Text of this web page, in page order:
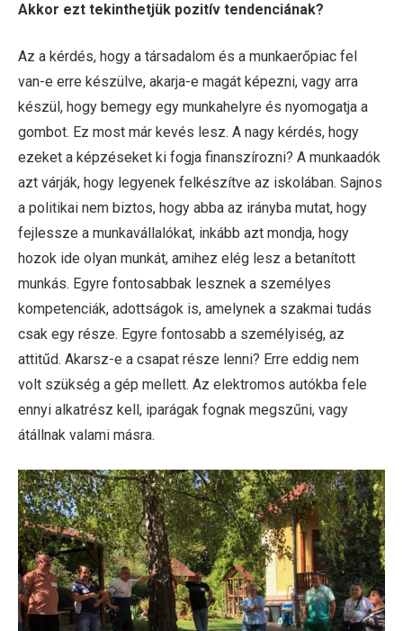
Akkor ezt tekinthetjük pozitív tendenciának?
Az a kérdés, hogy a társadalom és a munkaerőpiac fel
van-e erre készülve, akarja-e magát képezni, vagy arra
készül, hogy bemegy egy munkahelyre és nyomogatja a
gombot. Ez most már kevés lesz. A nagy kérdés, hogy
ezeket a képzéseket ki fogja finanszírozni? A munkaadók
azt várják, hogy legyenek felkészítve az iskolában. Sajnos
a politikai nem biztos, hogy abba az irányba mutat, hogy
fejlessze a munkavállalókat, inkább azt mondja, hogy
hozok ide olyan munkát, amihez elég lesz a betanított
munkás. Egyre fontosabbak lesznek a személyes
kompetenciák, adottságok is, amelynek a szakmai tudás
csak egy része. Egyre fontosabb a személyiség, az
attitűd. Akarsz-e a csapat része lenni? Erre eddig nem
volt szükség a gép mellett. Az elektromos autókba fele
ennyi alkatrész kell, iparágak fognak megszűni, vagy
átállnak valami másra.